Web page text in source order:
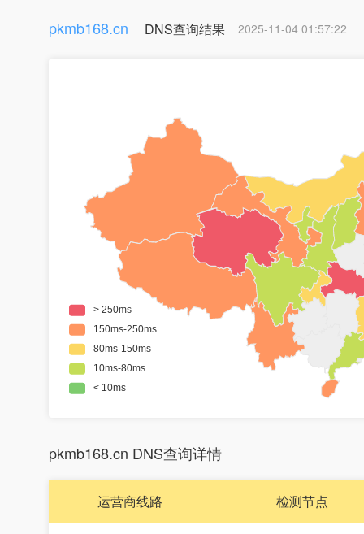
pkmb168.cn DNS查询结果 2025-11-04 01:57:22
pkmb168.cn DNS查询详情
运营商线路 检测节点